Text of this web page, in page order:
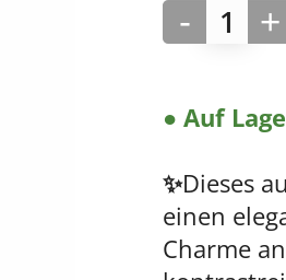
- +
● Auf
✨Dieses
einen
Charme